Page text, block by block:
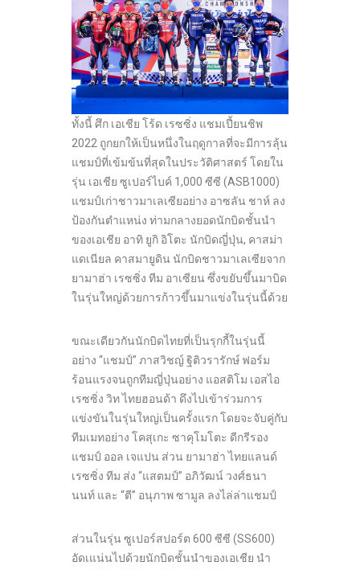
ทั้งนี้ ศึก เอเชีย โร้ด เรซซิ่ง แชมเปี้ยนชิพ
2022 ถูกยกให้เป็นหนึ่งในฤดูกาลที่จะมีการลุ้น
แชมป์ที่เข้มข้นที่สุดในประวัติศาสตร์ โดยใน
รุ่น เอเชีย ซูเปอร์ไบค์ 1,000 ซีซี (ASB1000)
แชมป์เก่าชาวมาเลเซียอย่าง อาซลัน ชาห์ ลง
ป้องกันตำแหน่ง ท่ามกลางยอดนักบิดชั้นนำ
ของเอเชีย อาทิ ยูกิ อิโตะ นักบิดญี่ปุ่น, คาสม่า
แดเนียล คาสมายูดิน นักบิดชาวมาเลเซียจาก
ยามาฮ่า เรซซิ่ง ทีม อาเซียน ซึ่งขยับขึ้นมาบิด
ในรุ่นใหญ่ด้วยการก้าวขึ้นมาแข่งในรุ่นนี้ด้วย
ขณะเดียวกันนักบิดไทยที่เป็นรุกกี้ในรุ่นนี้
อย่าง “แชมป์” ภาสวิชญ์ ฐิติวรารักษ์ ฟอร์ม
ร้อนแรงจนถูกทีมญี่ปุ่นอย่าง แอสติโม เอสไอ
เรซซิ่ง วิท ไทยฮอนด้า ดึงไปเข้าร่วมการ
แข่งขันในรุ่นใหญ่เป็นครั้งแรก โดยจะจับคู่กับ
ทีมเมทอย่าง โคสุเกะ ซาคุโมโตะ ดีกรีรอง
แชมป์ ออล เจแปน ส่วน ยามาฮ่า ไทยแลนด์
เรซซิ่ง ทีม ส่ง “แสตมป์” อภิวัฒน์ วงศ์ธนา
นนท์ และ “ตี” อนุภาพ ซามูล ลงไล่ล่าแชมป์
ส่วนในรุ่น ซูเปอร์สปอร์ต 600 ซีซี (SS600)
อัดเแน่นไปด้วยนักบิดชั้นนำของเอเชีย นำ